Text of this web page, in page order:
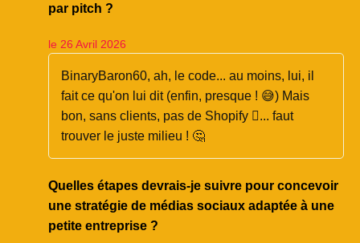
par pitch ?
le 26 Avril 2026
BinaryBaron60, ah, le code... au moins, lui, il
fait ce qu'on lui dit (enfin, presque ! 😅) Mais
bon, sans clients, pas de Shopify 񈧡... faut
trouver le juste milieu ! 🤔
Quelles étapes devrais-je suivre pour concevoir
une stratégie de médias sociaux adaptée à une
petite entreprise ?